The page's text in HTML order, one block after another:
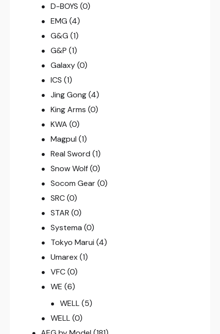
D-BOYS (0)
EMG (4)
G&G (1)
G&P (1)
Galaxy (0)
ICS (1)
Jing Gong (4)
King Arms (0)
KWA (0)
Magpul (1)
Real Sword (1)
Snow Wolf (0)
Socom Gear (0)
SRC (0)
STAR (0)
Systema (0)
Tokyo Marui (4)
Umarex (1)
VFC (0)
WE (6)
WELL (5)
WELL (0)